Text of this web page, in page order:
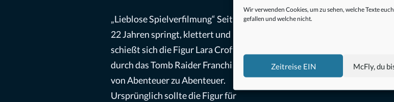
Wir verwenden Cookies, um zu sehen, welche Texte
gefallen und welche nicht.
Zeitreise EIN McFly, du
„Lieblose Spielverfilmung“ Seit nun
22 Jahren springt, klettert und
schießt sich die Figur Lara Croft
durch das Tomb Raider Franchise
von Abenteuer zu Abenteuer.
Ursprünglich sollte die Figur für